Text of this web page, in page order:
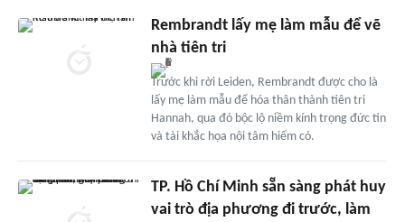
Rembrandt lấy mẹ làm mẫu để vẽ
nhà tiên tri
Trước khi rời Leiden, Rembrandt được cho là
lấy mẹ làm mẫu để hóa thân thành tiên tri
Hannah, qua đó bộc lộ niềm kính trọng đức tin
và tài khắc họa nội tâm hiếm có.
TP. Hồ Chí Minh sẵn sàng phát huy
vai trò địa phương đi trước, làm